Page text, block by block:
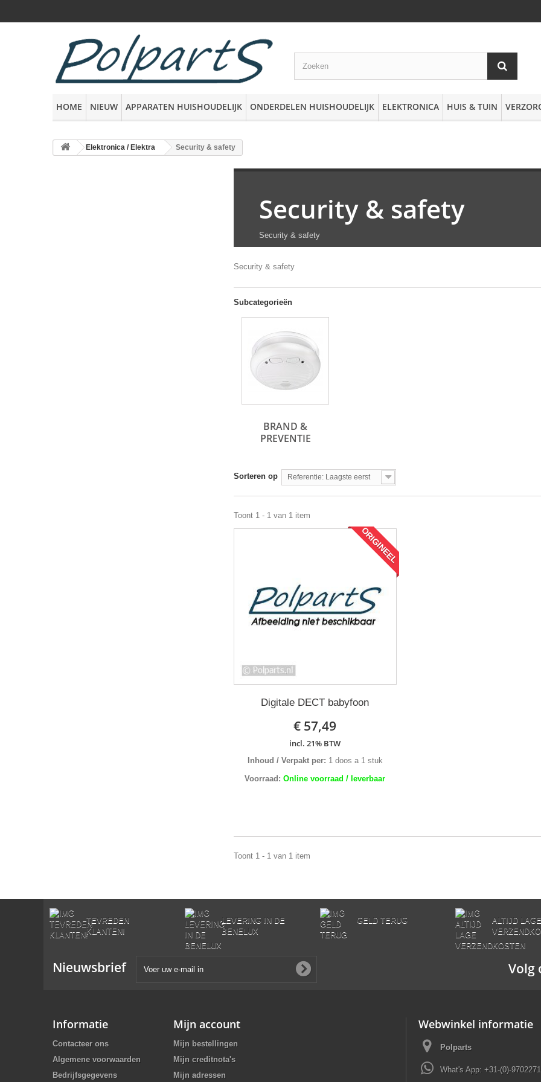
HOME NIEUW APPARATEN HUISHOUDELIJK ONDERDELEN HUISHOUDELIJK ELEKTRONICA HUIS & TUIN
Elektronica / Elektra Security & safety
Security & safety
Security & safety
Security & safety
Subcategorieën
BRAND &
PREVENTIE
Sorteren op Referentie: Laagste eerst
Toont 1 - 1 van 1 item
ORIGINEEL
Digitale DECT babyfoon
€ 57,49
incl. 21% BTW
Inhoud / Verpakt per: 1 doos a 1 stuk
Voorraad: Online voorraad / leverbaar
Toont 1 - 1 van 1 item
TEVREDEN
KLANTEN!
LEVERING IN DE
BENELUX
GELD TERUG
ALTIJD LAGE
Nieuwsbrief Volg
Informatie
Contacteer ons
Algemene voorwaarden
Bedrijfsgegevens
Mijn account
Mijn bestellingen
Mijn creditnota's
Mijn adressen
Webwinkel informatie
Polparts
What's App: +31-(0)-